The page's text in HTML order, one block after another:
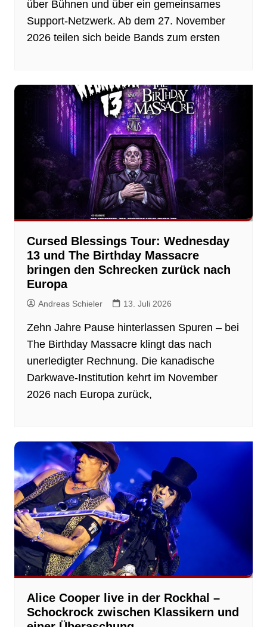
über Bühnen und über ein gemeinsames
Support-Netzwerk. Ab dem 27. November
2026 teilen sich beide Bands zum ersten
Cursed Blessings Tour: Wednesday
13 und The Birthday Massacre
bringen den Schrecken zurück nach
Europa
Andreas Schieler 13. Juli 2026
Zehn Jahre Pause hinterlassen Spuren – bei
The Birthday Massacre klingt das nach
unerledigter Rechnung. Die kanadische
Darkwave-Institution kehrt im November
2026 nach Europa zurück,
Alice Cooper live in der Rockhal –
Schockrock zwischen Klassikern und